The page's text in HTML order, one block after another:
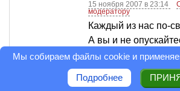
15 ноября 2007 в 23:14
модератору
Каждый из нас по-
А вы и не
уровня. У каждого
выбор (особенность
такая у
Мы собираем файлы cookie и
Подробнее